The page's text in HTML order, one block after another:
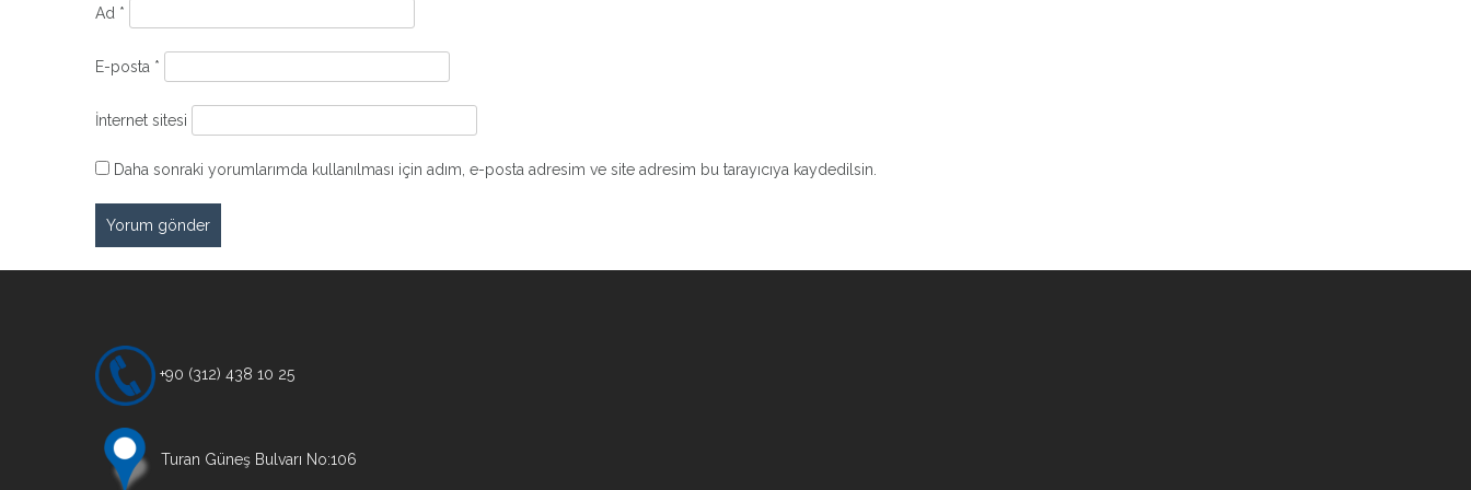
Ad *
E-posta *
İnternet sitesi
Daha sonraki yorumlarımda kullanılması için adım, e-posta adresim ve site adresim bu tarayıcıya kaydedilsin.
+90 (312) 438 10 25
Turan Güneş Bulvarı No:106